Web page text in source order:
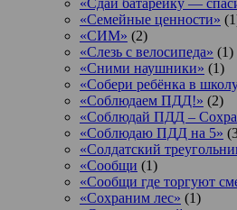
«Семейные ценности»
«СИМ» (2)
«Слезь с велосипеда» (1)
«Сними наушники» (1)
«Собери ребёнка в
«Соблюдаем ПДД!» (2)
«Соблюдай ПДД –
«Соблюдаю ПДД на 5»
«Солдатский
«Сообщи (1)
«Сообщи где торгуют
«Сохраним лес» (1)